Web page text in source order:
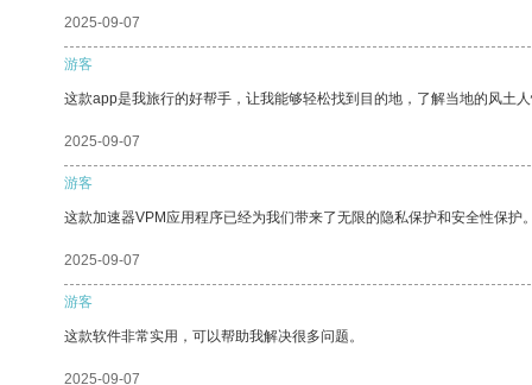
2025-09-07
游客
这款app是我旅行的好帮手，让我能够轻松找到目的地，了解当地的风土
2025-09-07
游客
这款加速器VPM应用程序已经为我们带来了无限的隐私保护和安全性保护
2025-09-07
游客
这款软件非常实用，可以帮助我解决很多问题。
2025-09-07